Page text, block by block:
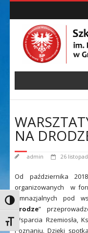
Skip
Toggle High Contrast
Toggle Font size
Skip
NA
admin 26
Od października
organizowanych w
gimnazjalnych pod
drodze”
Wsparcia Rzemiosła,
Poznaniu. Dzięki